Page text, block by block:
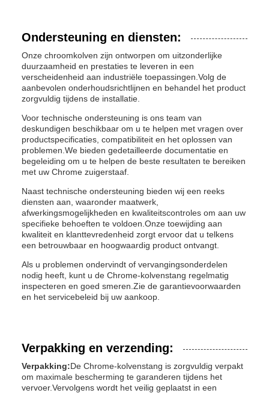
Ondersteuning en diensten:
Onze chroomkolven zijn ontworpen om uitzonderlijke
duurzaamheid en prestaties te leveren in een
verscheidenheid aan industriële toepassingen.Volg de
aanbevolen onderhoudsrichtlijnen en behandel het product
zorgvuldig tijdens de installatie.
Voor technische ondersteuning is ons team van
deskundigen beschikbaar om u te helpen met vragen over
productspecificaties, compatibiliteit en het oplossen van
problemen.We bieden gedetailleerde documentatie en
begeleiding om u te helpen de beste resultaten te bereiken
met uw Chrome zuigerstaaf.
Naast technische ondersteuning bieden wij een reeks
diensten aan, waaronder maatwerk,
afwerkingsmogelijkheden en kwaliteitscontroles om aan uw
specifieke behoeften te voldoen.Onze toewijding aan
kwaliteit en klanttevredenheid zorgt ervoor dat u telkens
een betrouwbaar en hoogwaardig product ontvangt.
Als u problemen ondervindt of vervangingsonderdelen
nodig heeft, kunt u de Chrome-kolvenstang regelmatig
inspecteren en goed smeren.Zie de garantievoorwaarden
en het servicebeleid bij uw aankoop.
Verpakking en verzending:
Verpakking:De Chrome-kolvenstang is zorgvuldig verpakt
om maximale bescherming te garanderen tijdens het
vervoer.Vervolgens wordt het veilig geplaatst in een